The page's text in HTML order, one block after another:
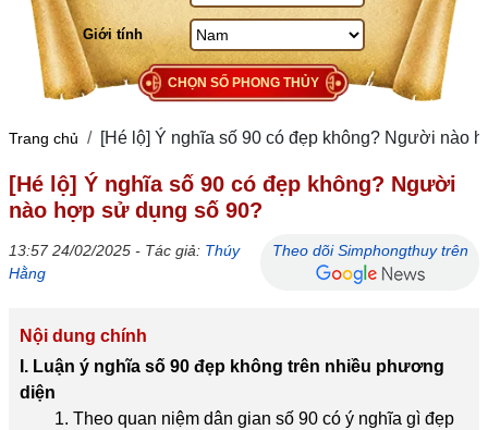
Giới tính
CHỌN SỐ PHONG THỦY
Trang chủ [Hé lộ] Ý nghĩa số 90 có đẹp không? Người nào
[Hé lộ] Ý nghĩa số 90 có đẹp không? Người
nào hợp sử dụng số 90?
13:57 24/02/2025 - Tác giả: Thúy
Hằng
Theo dõi Simphongthuy trên
Nội dung chính
I. Luận ý nghĩa số 90 đẹp không trên nhiều phương
diện
1. Theo quan niệm dân gian số 90 có ý nghĩa gì đẹp